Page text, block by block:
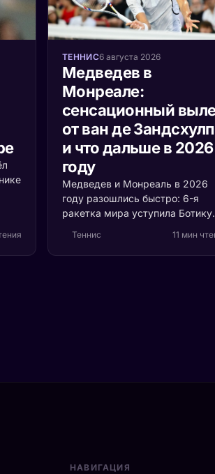
ТЕННИС6 августа 2026
Медведев в
Монреале:
сенсационный
от ван де
и что дальше в 2026
году
Медведев и Монреаль в 2026
году разошлись быстро: 6-я
ракетка мира уступила Ботику
минуту. Разбираем, что
Теннис 11 мин
НАВИГАЦИЯ